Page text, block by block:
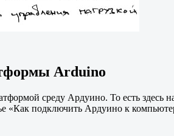
Arduino
среду Ардуино. То есть здесь
«Как подключить Ардуино к